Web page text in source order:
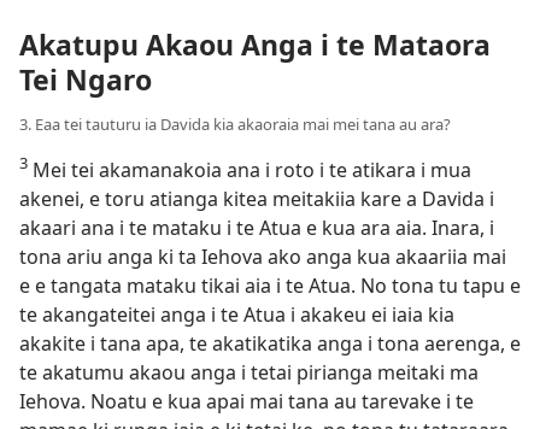
Akatupu Akaou Anga i te Mataora
Tei Ngaro
3. Eaa tei tauturu ia Davida kia akaoraia mai mei tana au ara?
3 Mei tei akamanakoia ana i roto i te atikara i mua
akenei, e toru atianga kitea meitakiia kare a Davida i
akaari ana i te mataku i te Atua e kua ara aia. Inara, i
tona ariu anga ki ta Iehova ako anga kua akaariia mai
e e tangata mataku tikai aia i te Atua. No tona tu tapu e
te akangateitei anga i te Atua i akakeu ei iaia kia
akakite i tana apa, te akatikatika anga i tona aerenga, e
te akatumu akaou anga i tetai pirianga meitaki ma
Iehova. Noatu e kua apai mai tana au tarevake i te